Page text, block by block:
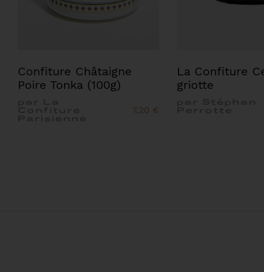
Confiture Châtaigne
Poire Tonka (100g)
7,20 €
La Confiture
griotte